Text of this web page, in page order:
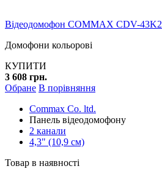
Відеодомофон COMMAX CDV-43K2
Домофони кольорові
КУПИТИ
3 608 грн.
Обране В порівняння
Commax Co. ltd.
Панель відеодомофону
2 канали
4,3" (10,9 см)
Товар в наявності